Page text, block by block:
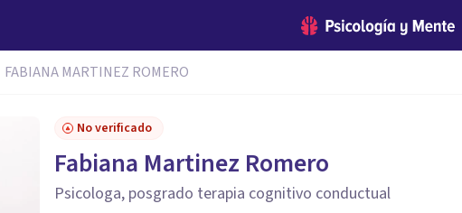
FABIANA MARTINEZ ROMERO
No verificado
Fabiana Martinez Romero
Psicologa, posgrado terapia cognitivo conductual